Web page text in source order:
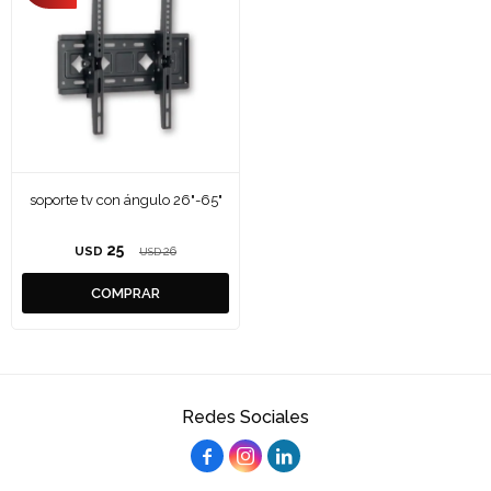
soporte tv con ángulo 26"-65"
USD 25 USD 26
Redes Sociales
  